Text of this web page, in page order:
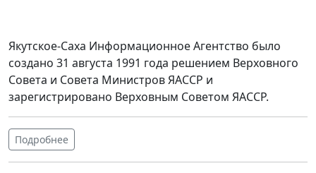
Якутское-Саха Информационное Агентство было
создано 31 августа 1991 года решением Верховного
Совета и Совета Министров ЯАССР и
зарегистрировано Верховным Советом ЯАССР.
Подробнее